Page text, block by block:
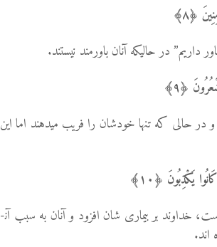
﴿٨﴾
﴿٩﴾
و در حالی که تنها خودشان را فریب می­دهند اما این
یَکْذِبُونَ ﴿١٠﴾
10- در دل­های شان(از روی کفرشان) یک بیماری است، خداوند بر بیماری شان افزود و آنان به سبب آن­